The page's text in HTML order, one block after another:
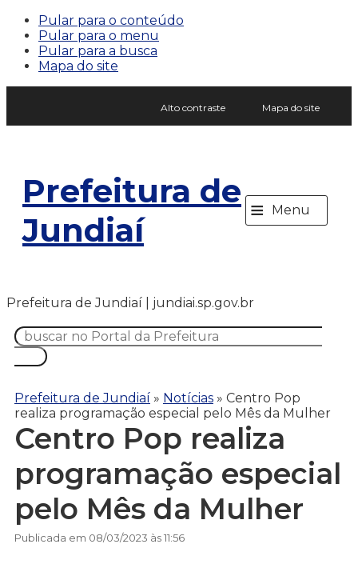
Pular para o conteúdo
Pular para o menu
Pular para a busca
Mapa do site
Alto contraste Mapa do site
Prefeitura de
Jundiaí
≡ Menu
Prefeitura de Jundiaí | jundiai.sp.gov.br
Prefeitura de Jundiaí » Notícias » Centro Pop
realiza programação especial pelo Mês da Mulher
Centro Pop realiza
programação especial
pelo Mês da Mulher
Publicada em 08/03/2023 às 11:56